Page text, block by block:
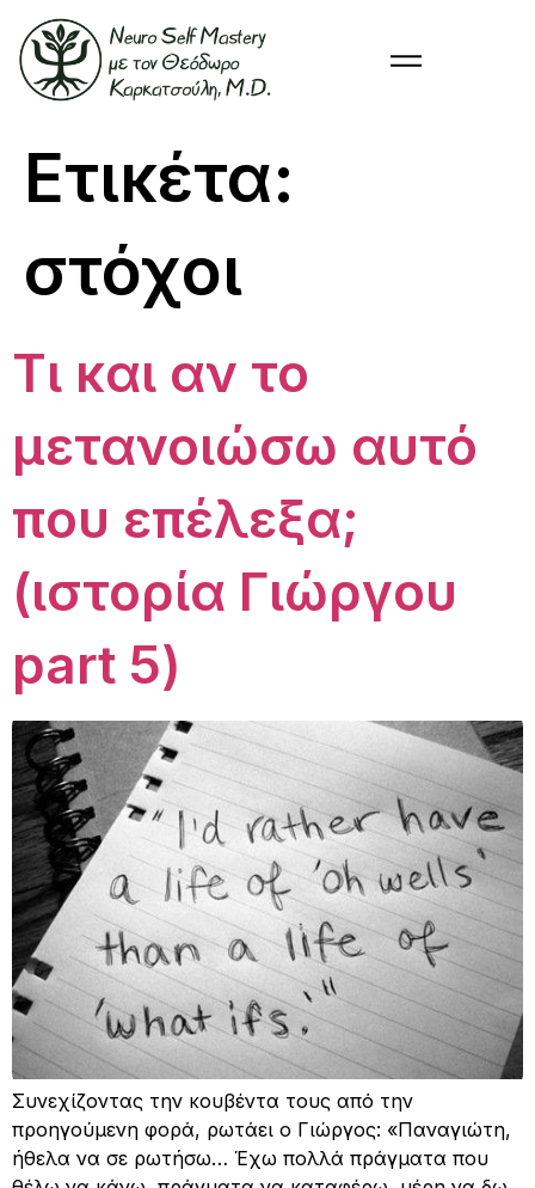
Ετικέτα:
στόχοι
Τι και αν το
μετανοιώσω αυτό
που επέλεξα;
(ιστορία Γιώργου
part 5)
Συνεχίζοντας την κουβέντα τους από την
προηγούμενη φορά, ρωτάει ο Γιώργος: «Παναγιώτη,
ήθελα να σε ρωτήσω… Έχω πολλά πράγματα που